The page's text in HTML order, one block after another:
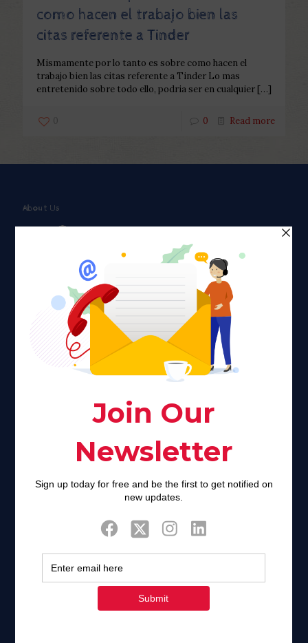
como hacen el trabajo bien las
citas referente a Tinder
Mismamente por lo tanto es sobre como hacen el
trabajo bien las citas referente a Tinder Lo mas
entretenido sobre todo ello, podri­a ser en cualquier […]
0 0 Read more
About Us
Faith plays a major role in the lives of many Americans. Many
find faith to be a connection to a spiritual being, deity or
creator. Unfortunately for many Americans living with HIV,
faith communities can turn from a place of refuge to a source
of stigma and turmoil.
Twitter
Tweets by FaithAIDSDay